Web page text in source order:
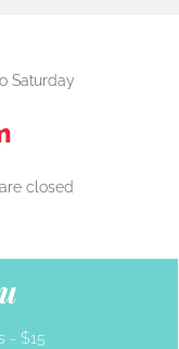
Saturday
closed
- $15